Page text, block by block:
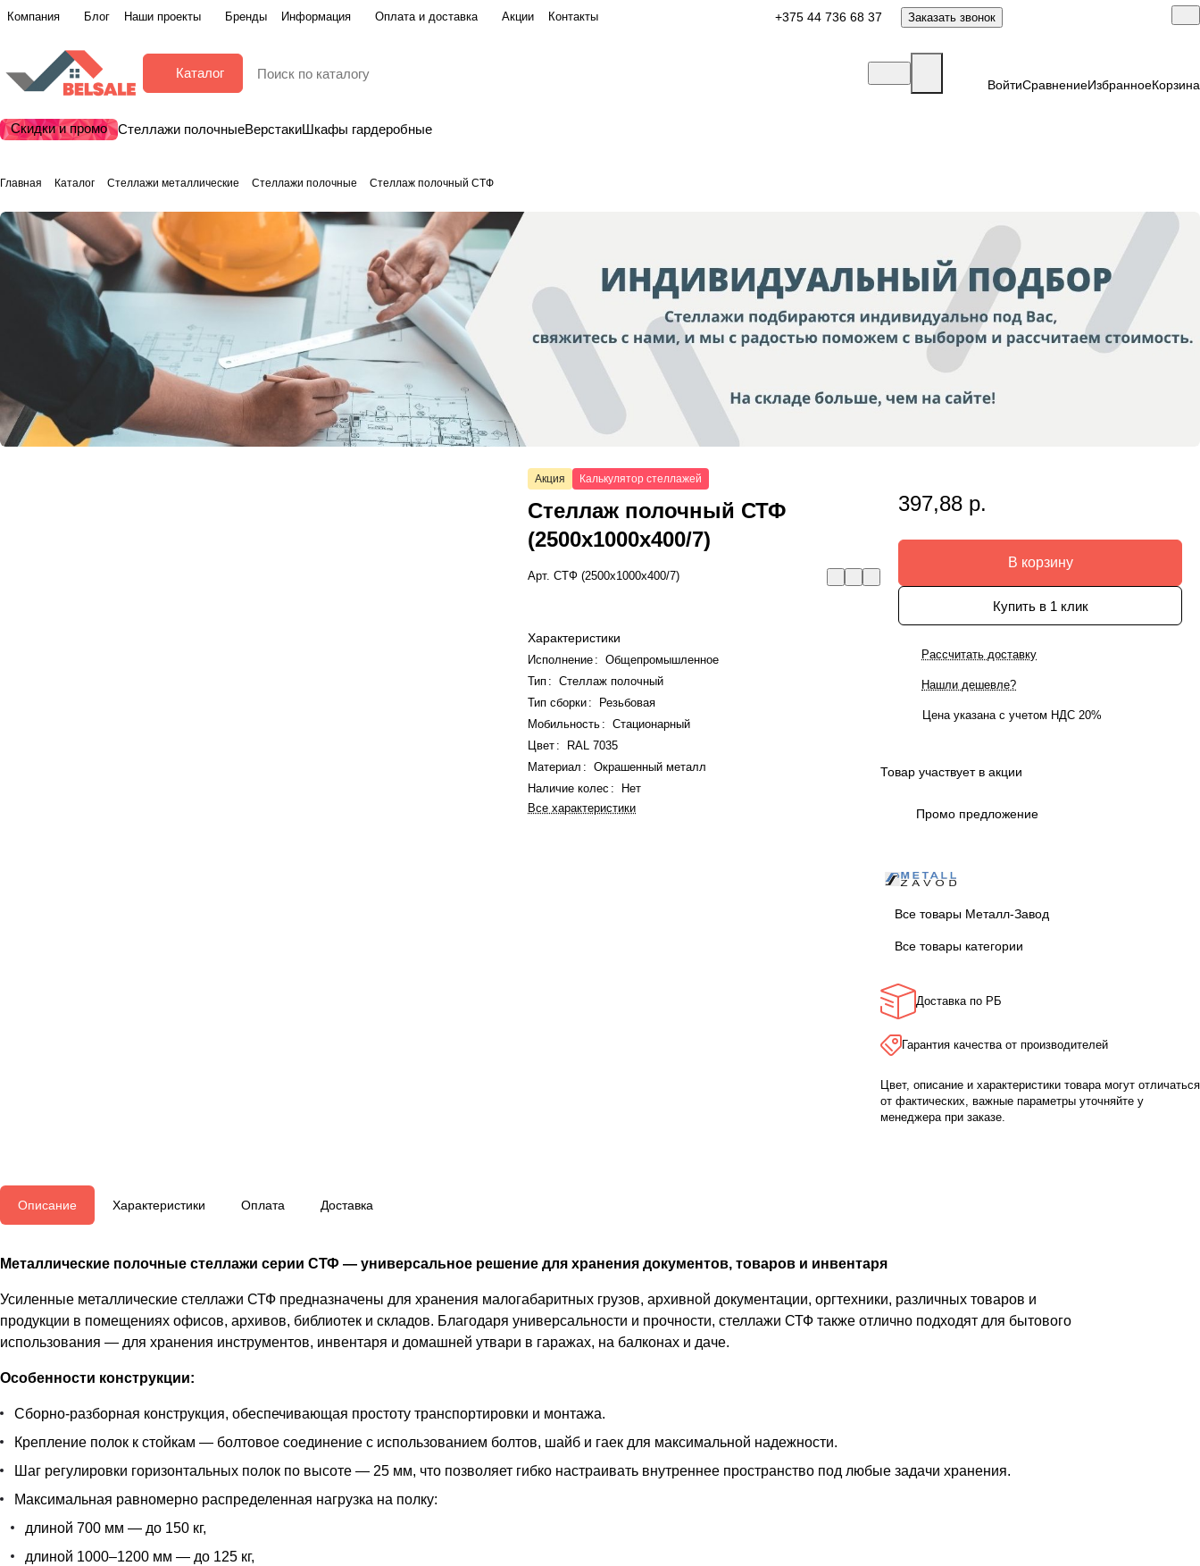
Компания Блог Наши проекты Бренды Информация Оплата и доставка Акции Контакты +375 44 736 68 37 Заказать звонок
Каталог
ВойтиСравнениеИзбранноеКорзина
Скидки и промо Стеллажи полочныеВерстакиШкафы гардеробные
Главная Каталог Стеллажи металлические Стеллажи полочные Стеллаж полочный СТФ
Акция Калькулятор стеллажей
Стеллаж полочный СТФ
(2500x1000x400/7)
Арт.СТФ (2500x1000x400/7)
Характеристики
Исполнение :
Общепромышленное
Тип :
Стеллаж полочный
Тип сборки:
Резьбовая
Мобильность :
Стационарный
Цвет :
RAL 7035
Материал :
Окрашенный металл
Наличие колес :
Нет
Все характеристики
397,88 р.
В корзину
Купить в 1 клик
Рассчитать доставку
Нашли дешевле?
Цена указана с учетом НДС 20%
Товар участвует в акции
Промо предложение
Все товары Металл-Завод
Все товары категории
Доставка по РБ
Гарантия качества от производителей
Цвет, описание и характеристики товара могут отличаться
от фактических, важные параметры уточняйте у
менеджера при заказе.
Описание Характеристики Оплата Доставка
Металлические полочные стеллажи серии СТФ — универсальное решение для хранения документов, товаров и инвентаря
Усиленные металлические стеллажи СТФ предназначены для хранения малогабаритных грузов, архивной документации, оргтехники, различных товаров и
продукции в помещениях офисов, архивов, библиотек и складов. Благодаря универсальности и прочности, стеллажи СТФ также отлично подходят для бытового
использования — для хранения инструментов, инвентаря и домашней утвари в гаражах, на балконах и даче.
Особенности конструкции:
Сборно-разборная конструкция, обеспечивающая простоту транспортировки и монтажа.
Крепление полок к стойкам — болтовое соединение с использованием болтов, шайб и гаек для максимальной надежности.
Шаг регулировки горизонтальных полок по высоте — 25 мм, что позволяет гибко настраивать внутреннее пространство под любые задачи хранения.
Максимальная равномерно распределенная нагрузка на полку:
длиной 700 мм — до 150 кг,
длиной 1000–1200 мм — до 125 кг,